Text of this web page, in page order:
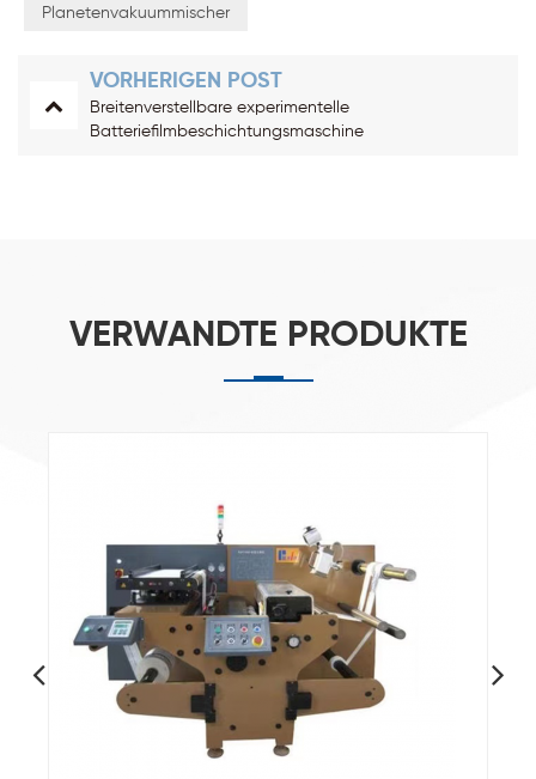
Planetenvakuummischer
VORHERIGEN POST
Breitenverstellbare experimentelle
Batteriefilmbeschichtungsmaschine
VERWANDTE PRODUKTE